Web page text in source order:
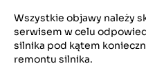
Wszystkie objawy należy
serwisem w celu
silnika pod kątem
remontu silnika.